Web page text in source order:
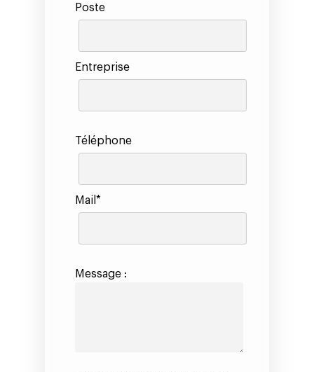
Poste
Entreprise
Téléphone
Mail*
Message :